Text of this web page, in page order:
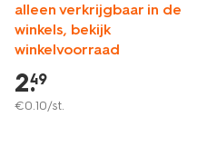
alleen verkrijgbaar in de
winkels, bekijk
winkelvoorraad
2.
49
€0.10/st.